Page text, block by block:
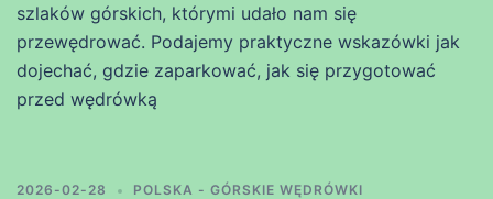
szlaków górskich, którymi udało nam się
przewędrować. Podajemy praktyczne wskazówki jak
dojechać, gdzie zaparkować, jak się przygotować
przed wędrówką
2026-02-28 POLSKA - GÓRSKIE WĘDRÓWKI